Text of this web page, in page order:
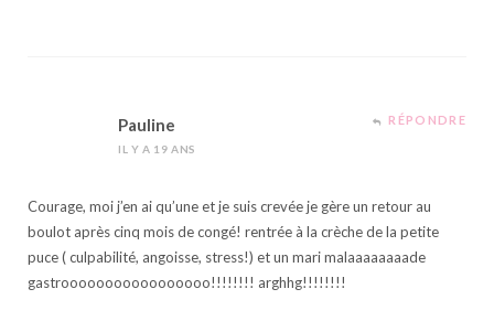
Pauline
IL Y A 19 ANS
RÉPONDRE
Courage, moi j’en ai qu’une et je suis crevée je gère un retour au
boulot après cinq mois de congé! rentrée à la crèche de la petite
puce ( culpabilité, angoisse, stress!) et un mari malaaaaaaaade
gastrooooooooooooooooo!!!!!!!! arghhg!!!!!!!!